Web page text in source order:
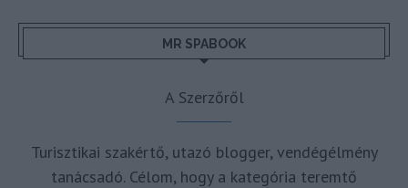
MR SPABOOK
A Szerzőről
Turisztikai szakértő, utazó blogger, vendégélmény
tanácsadó. Célom, hogy a kategória teremtő